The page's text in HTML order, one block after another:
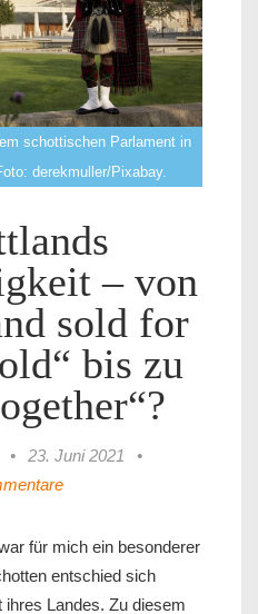
schottischen Parlament in
derekmuller/Pixabay.
– von
sold for
bis zu
• 23. Juni 2021
•
für mich ein besonderer
entschied sich
ihres Landes. Zu diesem